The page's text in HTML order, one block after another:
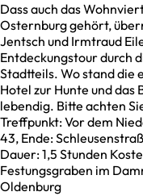
Dass auch das
Osternburg gehört,
Jentsch und Irmtraud
Entdeckungstour durch
Stadtteils. Wo stand die
Hotel zur Hunte und das
lebendig. Bitte achten
Treffpunkt: Vor dem
43, Ende:
Dauer: 1,5 Stunden
Festungsgraben im
Oldenburg